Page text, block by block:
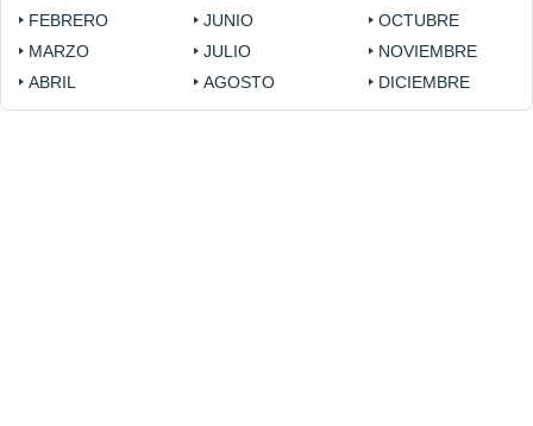
FEBRERO
MARZO
ABRIL
JUNIO
JULIO
AGOSTO
OCTUBRE
NOVIEMBRE
DICIEMBRE